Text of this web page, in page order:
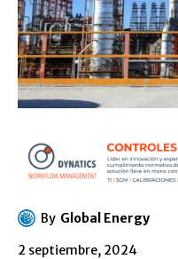
By Global Energy
2 septiembre, 2024